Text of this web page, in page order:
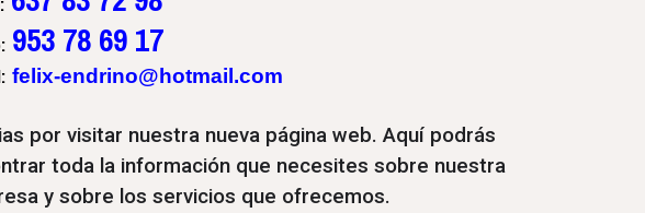
: 953 78 69 17
felix-endrino@hotmail.com
por visitar nuestra nueva página web. Aquí podrás
toda la información que necesites sobre nuestra
y sobre los servicios que ofrecemos.